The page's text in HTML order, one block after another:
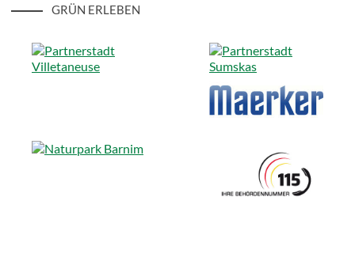
GRÜN ERLEBEN